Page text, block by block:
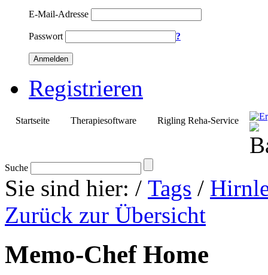
E-Mail-Adresse
Passwort ?
Anmelden
Registrieren
Startseite Therapiesoftware Rigling Reha-Service
Suche
Sie sind hier: / Tags /
Zurück zur Übersicht
Memo-Chef Home